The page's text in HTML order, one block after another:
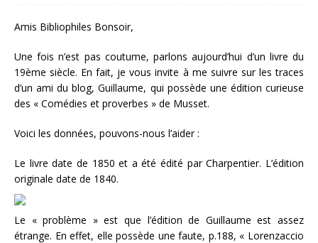
Amis Bibliophiles Bonsoir,
Une fois n’est pas coutume, parlons aujourd’hui d’un livre du
19ème siècle. En fait, je vous invite à me suivre sur les traces
d’un ami du blog, Guillaume, qui possède une édition curieuse
des « Comédies et proverbes » de Musset.
Voici les données, pouvons-nous l’aider :
Le livre date de 1850 et a été édité par Charpentier. L’édition
originale date de 1840.
Le « problème » est que l’édition de Guillaume est assez
étrange. En effet, elle possède une faute, p.188, « Lorenzaccio